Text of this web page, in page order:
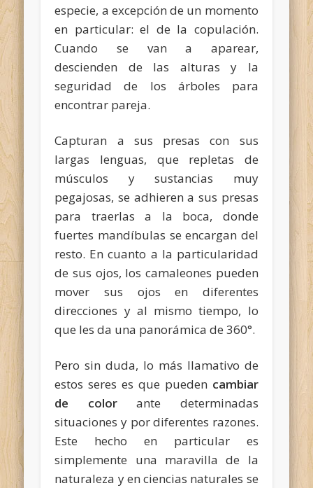
especie, a excepción de un momento
en particular: el de la copulación.
Cuando se van a aparear,
descienden de las alturas y la
seguridad de los árboles para
encontrar pareja.
Capturan a sus presas con sus
largas lenguas, que repletas de
músculos y sustancias muy
pegajosas, se adhieren a sus presas
para traerlas a la boca, donde
fuertes mandíbulas se encargan del
resto. En cuanto a la particularidad
de sus ojos, los camaleones pueden
mover sus ojos en diferentes
direcciones y al mismo tiempo, lo
que les da una panorámica de 360°.
Pero sin duda, lo más llamativo de
estos seres es que pueden cambiar
de colorante determinadas
situaciones y por diferentes razones.
Este hecho en particular es
simplemente una maravilla de la
naturaleza y en ciencias naturales se